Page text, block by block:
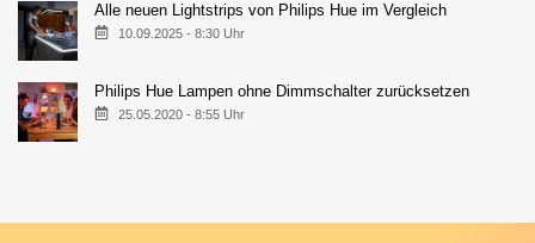
Alle neuen Lightstrips von Philips Hue im Vergleich
10.09.2025 - 8:30 Uhr
Philips Hue Lampen ohne Dimmschalter zurücksetzen
25.05.2020 - 8:55 Uhr